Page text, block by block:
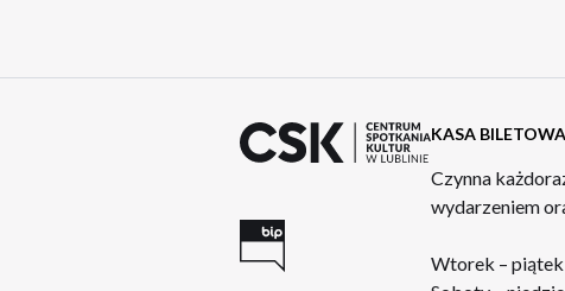
KASA BILETOWA
Czynna
wydarzeniem
Wtorek – piątek